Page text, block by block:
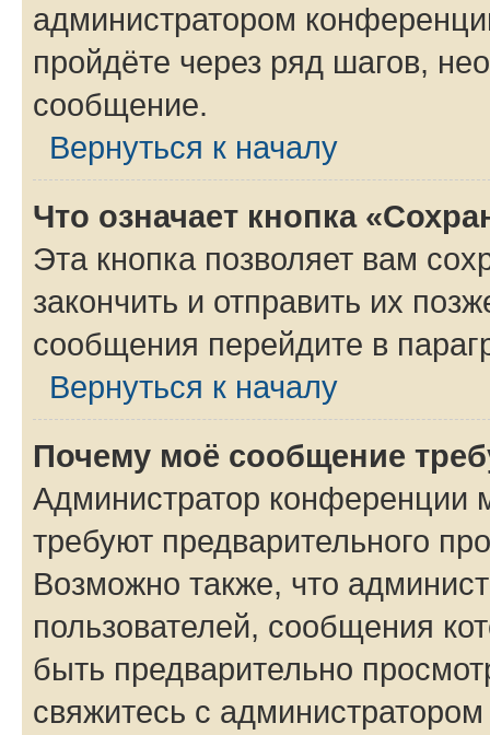
администратором
пройдёте через ряд шагов,
сообщение.
Вернуться к началу
Что означает кнопка
Эта кнопка позволяет вам
закончить и отправить их
сообщения перейдите в
Вернуться к началу
Почему моё сообщение
Администратор конференции
требуют предварительного
Возможно также, что
пользователей, сообщения
быть предварительно
свяжитесь с